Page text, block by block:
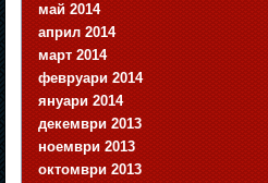
май 2014
април 2014
март 2014
февруари 2014
януари 2014
декември 2013
ноември 2013
октомври 2013